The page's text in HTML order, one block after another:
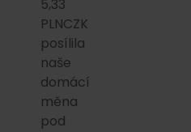
5,33
PLNCZK
posílila
naše
domácí
měna
pod